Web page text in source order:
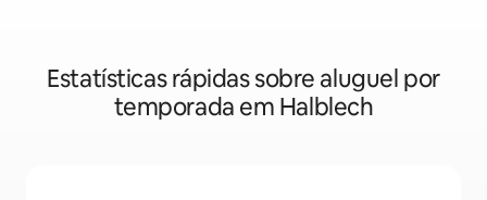
Estatísticas rápidas sobre aluguel por
temporada em Halblech